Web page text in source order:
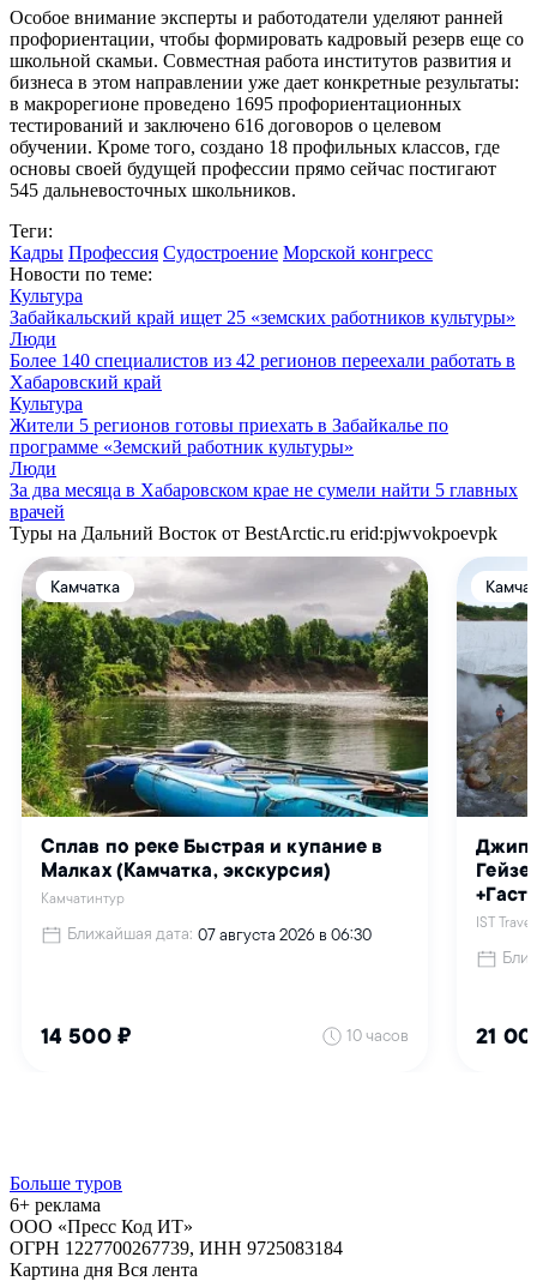
Особое внимание эксперты и работодатели уделяют ранней
профориентации, чтобы формировать кадровый резерв еще со
школьной скамьи. Совместная работа институтов развития и
бизнеса в этом направлении уже дает конкретные результаты:
в макрорегионе проведено 1695 профориентационных
тестирований и заключено 616 договоров о целевом
обучении. Кроме того, создано 18 профильных классов, где
основы своей будущей профессии прямо сейчас постигают
545 дальневосточных школьников.
Теги:
Кадры Профессия Судостроение Морской конгресс
Новости по теме:
Культура
Забайкальский край ищет 25 «земских работников культуры»
Люди
Более 140 специалистов из 42 регионов переехали работать в
Хабаровский край
Культура
Жители 5 регионов готовы приехать в Забайкалье по
программе «Земский работник культуры»
Люди
За два месяца в Хабаровском крае не сумели найти 5 главных
врачей
Туры на Дальний Восток от BestArctic.ru erid:pjwvokpoevpk
Больше туров
6+ реклама
ООО «Пресс Код ИТ»
ОГРН 1227700267739, ИНН 9725083184
Картина дня Вся лента